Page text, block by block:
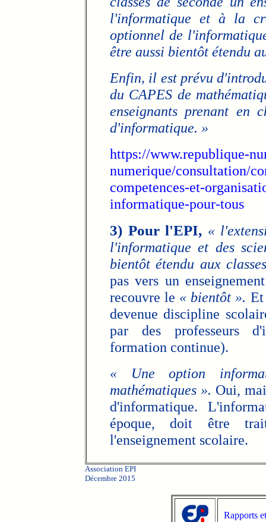
l'informatique et à la
optionnel de
être aussi bientôt étendu
Enfin, il est prévu
du CAPES de
enseignants prenant en
d'informatique. »
https://www.republique-
numerique/consultation/
competences-et-
informatique-pour-tous
3) Pour l'EPI, «
l'informatique et des
bientôt étendu aux
pas vers un
recouvre le « bientôt ».
devenue discipline
par des professeurs
formation continue).
« Une option
mathématiques ». Oui,
d'informatique.
époque, doit être
l'enseignement scolaire.
Association EPI
Décembre 2015
Rapports